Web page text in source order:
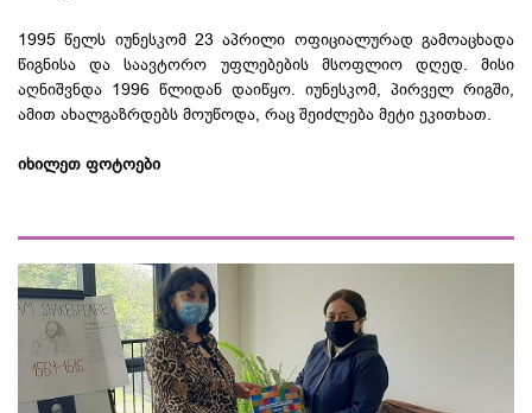
1995 წელს იუნესკომ 23 აპრილი ოფიციალურად გამოაცხადა
წიგნისა და საავტორო უფლებების მსოფლიო დღედ. მისი
აღნიშვნდა 1996 წლიდან დაიწყო. იუნესკომ, პირველ რიგში,
ამით ახალგაზრდებს მოუწოდა, რაც შეიძლება მეტი ეკითხათ.
იხილეთ ფოტოები